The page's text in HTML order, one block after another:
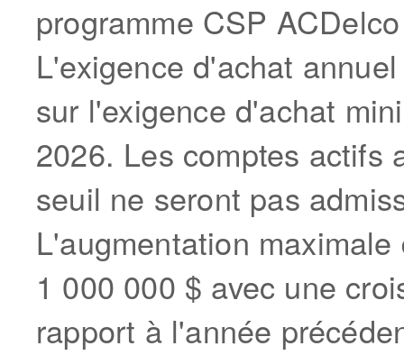
programme CSP
L'exigence d'achat
sur l'exigence d'achat
2026. Les comptes actifs
seuil ne seront pas
L'augmentation
1 000 000 $ avec une
rapport à l'année